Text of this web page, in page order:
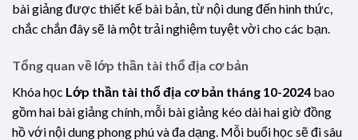
bài giảng được thiết kế bài bản, từ nội dung đến hình thức,
chắc chắn đây sẽ là một trải nghiệm tuyệt vời cho các bạn.
Tổng quan về lớp thần tài thổ địa cơ bản
Khóa học Lớp thần tài thổ địa cơ bản tháng 10-2024 bao
gồm hai bài giảng chính, mỗi bài giảng kéo dài hai giờ đồng
hồ với nội dung phong phú và đa dạng. Mỗi buổi học sẽ đi sâu